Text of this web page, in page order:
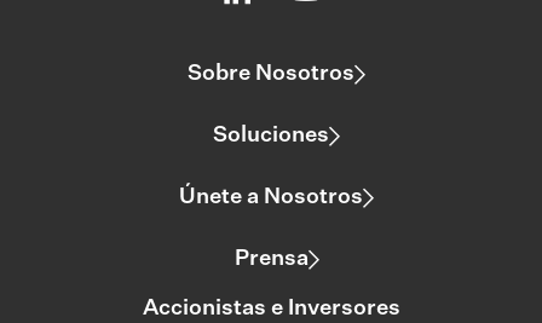
Sobre Nosotros
Soluciones
Únete a Nosotros
Prensa
Accionistas e Inversores